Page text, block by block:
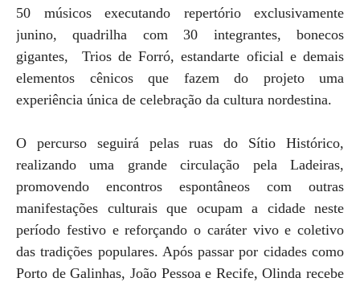
50 músicos executando repertório exclusivamente
junino, quadrilha com 30 integrantes, bonecos
gigantes, Trios de Forró, estandarte oficial e demais
elementos cênicos que fazem do projeto uma
experiência única de celebração da cultura nordestina.
O percurso seguirá pelas ruas do Sítio Histórico,
realizando uma grande circulação pela Ladeiras,
promovendo encontros espontâneos com outras
manifestações culturais que ocupam a cidade neste
período festivo e reforçando o caráter vivo e coletivo
das tradições populares. Após passar por cidades como
Porto de Galinhas, João Pessoa e Recife, Olinda recebe